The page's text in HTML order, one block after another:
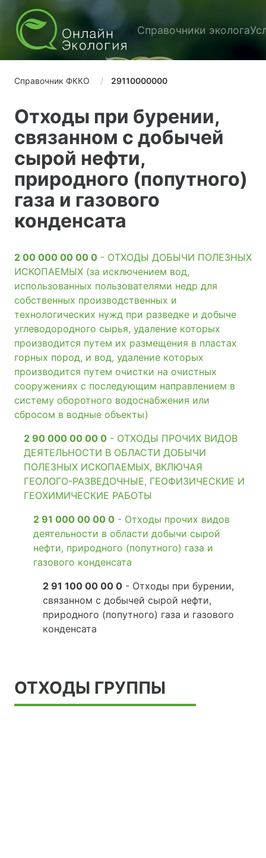
Справочники эколога
Справочник ФККО 29110000000
Отходы при бурении,
связанном с добычей
сырой нефти,
природного (попутного)
газа и газового
конденсата
2 00 000 00 00 0 - ОТХОДЫ ДОБЫЧИ ПОЛЕЗНЫХ
ИСКОПАЕМЫХ (за исключением вод,
использованных пользователями недр для
собственных производственных и
технологических нужд при разведке и добыче
углеводородного сырья, удаление которых
производится путем их размещения в пластах
горных пород, и вод, удаление которых
производится путем очистки на очистных
сооружениях с последующим направлением в
систему оборотного водоснабжения или
сбросом в водные объекты)
2 90 000 00 00 0 - ОТХОДЫ ПРОЧИХ ВИДОВ
ДЕЯТЕЛЬНОСТИ В ОБЛАСТИ ДОБЫЧИ
ПОЛЕЗНЫХ ИСКОПАЕМЫХ, ВКЛЮЧАЯ
ГЕОЛОГО-РАЗВЕДОЧНЫЕ, ГЕОФИЗИЧЕСКИЕ И
ГЕОХИМИЧЕСКИЕ РАБОТЫ
2 91 000 00 00 0 - Отходы прочих видов
деятельности в области добычи сырой
нефти, природного (попутного) газа и
газового конденсата
2 91 100 00 00 0 - Отходы при бурении,
связанном с добычей сырой нефти,
природного (попутного) газа и газового
конденсата
ОТХОДЫ ГРУППЫ